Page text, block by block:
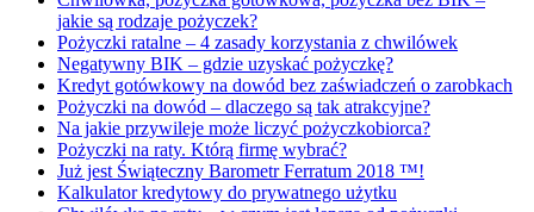
jakie są rodzaje pożyczek?
Pożyczki ratalne – 4 zasady korzystania z chwilówek
Negatywny BIK – gdzie uzyskać pożyczkę?
Kredyt gotówkowy na dowód bez zaświadczeń o zarobkach
Pożyczki na dowód – dlaczego są tak atrakcyjne?
Na jakie przywileje może liczyć pożyczkobiorca?
Pożyczki na raty. Którą firmę wybrać?
Już jest Świąteczny Barometr Ferratum 2018 ™!
Kalkulator kredytowy do prywatnego użytku